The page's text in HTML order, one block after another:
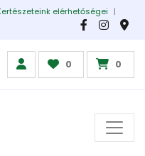
elérhetőségei |
0 0